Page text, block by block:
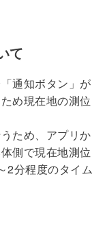
て
通知ボタン」が
め現在地の測位
ため、アプリか
側で現在地測位
2分程度のタイム